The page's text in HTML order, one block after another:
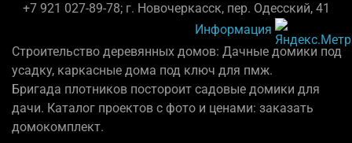
+7 921 027-89-78; г. Новочеркасск, пер. Одесский, 41
Информация
Строительство деревянных домов: Дачные домики под
усадку, каркасные дома под ключ для пмж.
Бригада плотников постороит садовые домики для
дачи. Каталог проектов с фото и ценами: заказать
домокомплект.